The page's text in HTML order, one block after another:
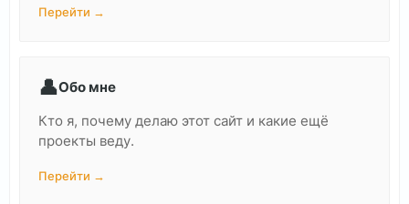
Перейти →
👤Обо мне
Кто я, почему делаю этот сайт и какие ещё
проекты веду.
Перейти →